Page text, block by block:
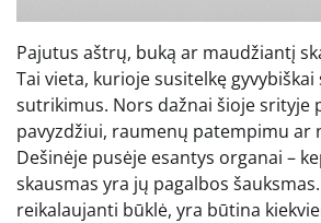
Pajutus aštrų, buką ar maudžiantį
Tai vieta, kurioje susitelkę
sutrikimus. Nors dažnai šioje srityje
pavyzdžiui, raumenų patempimu ar
Dešinėje pusėje esantys organai –
skausmas yra jų pagalbos
reikalaujanti būklė, yra būtina